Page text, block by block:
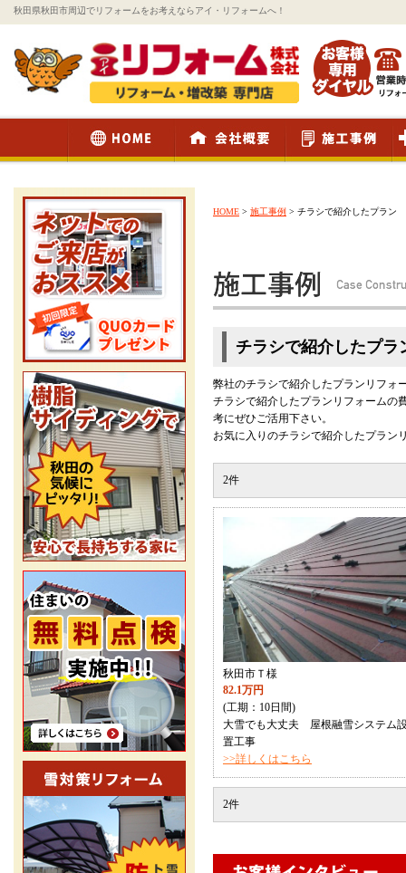
秋田県秋田市周辺でリフォームをお考えならアイ・リフォームへ！
HOME > 施工事例 > チラシで紹介したプラン
チラシで紹介したプラ
弊社のチラシで紹介したプランリフォ
チラシで紹介したプランリフォームの
考にぜひご活用下さい。
お気に入りのチラシで紹介したプラン
2件
秋田市Ｔ様
82.1万円
(工期：10日間)
大雪でも大丈夫 屋根融雪システム
置工事
>>詳しくはこちら
2件